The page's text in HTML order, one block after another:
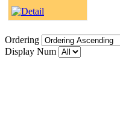
Ordering
Display Num